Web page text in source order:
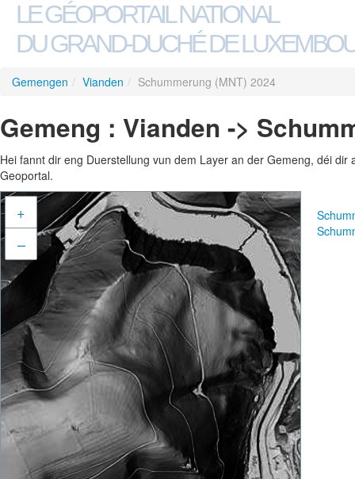
LE GÉOPORTAIL NATIONAL
DU GRAND-DUCHÉ DE
Gemengen / Vianden / Schummerung (MNT) 2024
Gemeng : Vianden ->
Hei fannt dir eng Duerstellung vun dem Layer an der Gemeng, déi
Geoportal.
+
–